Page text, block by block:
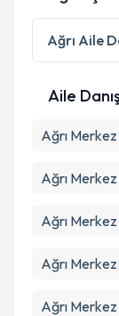
Metni
Ağrı Aile
Aile
Ağrı
Ağrı Merkez
Ağrı
Ağrı Merkez
Ağrı